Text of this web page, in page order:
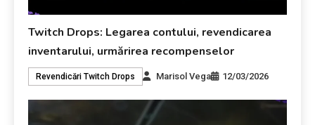
Twitch Drops: Legarea contului, revendicarea
inventarului, urmărirea recompenselor
Revendicări Twitch Drops Marisol Vega 12/03/2026